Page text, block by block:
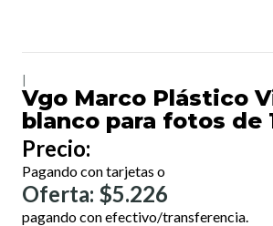
Vgo Marco Plástico
blanco para fotos de
Precio:
Pagando con tarjetas o
Oferta: $5.226
pagando con efectivo/transferencia.